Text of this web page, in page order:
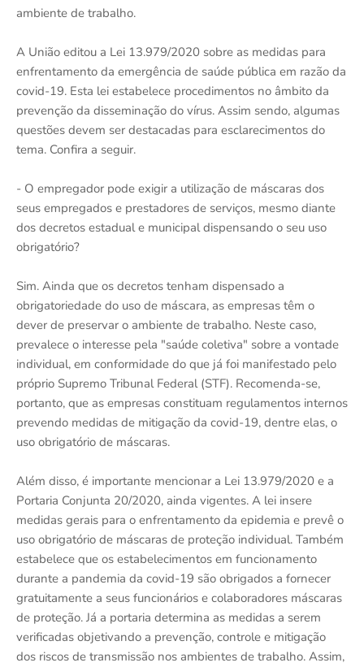
ambiente de trabalho.
A União editou a Lei 13.979/2020 sobre as medidas para
enfrentamento da emergência de saúde pública em razão da
covid-19. Esta lei estabelece procedimentos no âmbito da
prevenção da disseminação do vírus. Assim sendo, algumas
questões devem ser destacadas para esclarecimentos do
tema. Confira a seguir.
- O empregador pode exigir a utilização de máscaras dos
seus empregados e prestadores de serviços, mesmo diante
dos decretos estadual e municipal dispensando o seu uso
obrigatório?
Sim. Ainda que os decretos tenham dispensado a
obrigatoriedade do uso de máscara, as empresas têm o
dever de preservar o ambiente de trabalho. Neste caso,
prevalece o interesse pela "saúde coletiva" sobre a vontade
individual, em conformidade do que já foi manifestado pelo
próprio Supremo Tribunal Federal (STF). Recomenda-se,
portanto, que as empresas constituam regulamentos internos
prevendo medidas de mitigação da covid-19, dentre elas, o
uso obrigatório de máscaras.
Além disso, é importante mencionar a Lei 13.979/2020 e a
Portaria Conjunta 20/2020, ainda vigentes. A lei insere
medidas gerais para o enfrentamento da epidemia e prevê o
uso obrigatório de máscaras de proteção individual. Também
estabelece que os estabelecimentos em funcionamento
durante a pandemia da covid-19 são obrigados a fornecer
gratuitamente a seus funcionários e colaboradores máscaras
de proteção. Já a portaria determina as medidas a serem
verificadas objetivando a prevenção, controle e mitigação
dos riscos de transmissão nos ambientes de trabalho. Assim,